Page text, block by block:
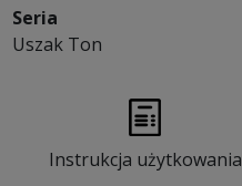
Seria
Uszak Ton
Instrukcja użytkowania